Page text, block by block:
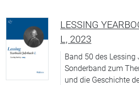
LESSING
L, 2023
Band 50 des
Sonderband zum
und die Geschichte